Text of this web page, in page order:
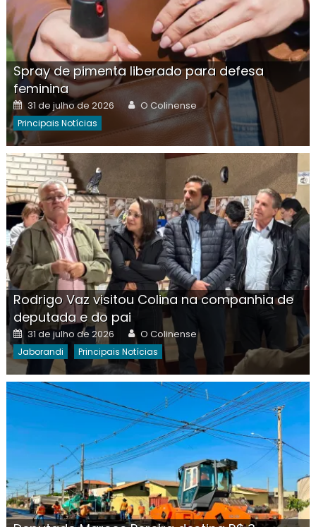
Spray de pimenta liberado para defesa
feminina
Posted
on
31 de julho de 2026 Author
O Colinense
Principais Notícias
Rodrigo Vaz visitou Colina na companhia de
deputada e do pai
Posted
on
31 de julho de 2026 Author
O Colinense
Jaborandi Principais Notícias